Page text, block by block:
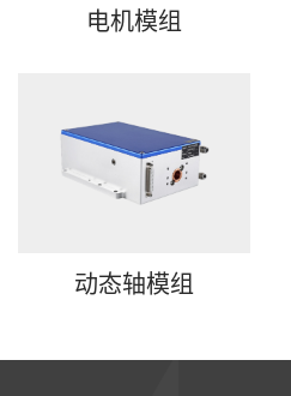
电机模组
动态轴模组